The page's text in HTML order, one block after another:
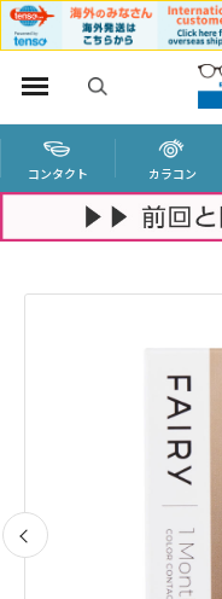
コンタクト カラコン